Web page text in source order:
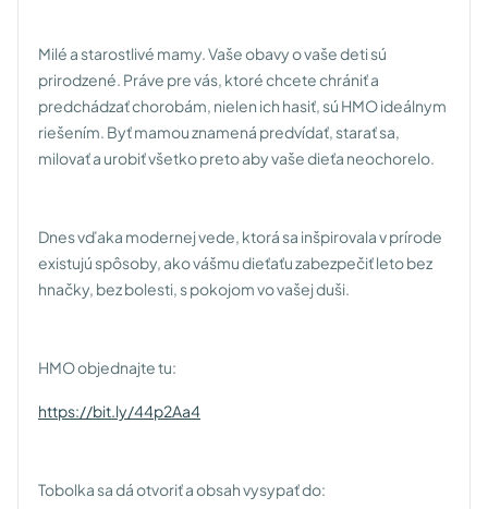
Milé a starostlivé mamy. Vaše obavy o vaše deti sú
prirodzené. Práve pre vás, ktoré chcete chrániť a
predchádzať chorobám, nielen ich hasiť, sú HMO ideálnym
riešením. Byť mamou znamená predvídať, starať sa,
milovať a urobiť všetko preto aby vaše dieťa neochorelo.
Dnes vďaka modernej vede, ktorá sa inšpirovala v prírode
existujú spôsoby, ako vášmu dieťaťu zabezpečiť leto bez
hnačky, bez bolesti, s pokojom vo vašej duši.
HMO objednajte tu:
https://bit.ly/44p2Aa4
Tobolka sa dá otvoriť a obsah vysypať do: